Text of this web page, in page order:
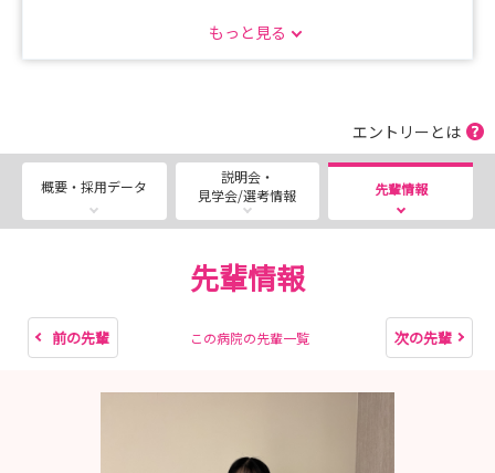
ぜひお気軽にお申し込みください！！！！
もっと見る
エントリーとは
概要・採用データ
説明会・
見学会/選考情報
先輩情報
先輩情報
前の先輩 この病院の先輩一覧 次の先輩